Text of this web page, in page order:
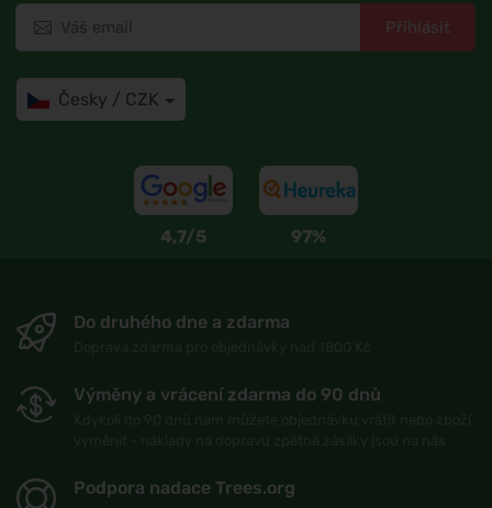
Přihlásit
Česky / CZK
4,7/5 97%
Do druhého dne a zdarma
Výměny a vrácení zdarma do 90 dnů
Podpora nadace Trees.org